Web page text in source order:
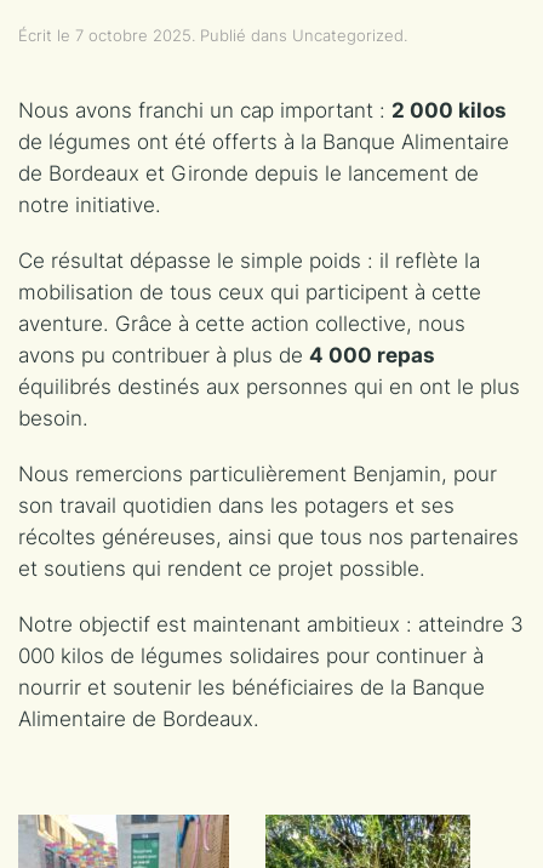
Écrit le 7 octobre 2025. Publié dans Uncategorized.
Nous avons franchi un cap important : 2 000 kilos
de légumes ont été offerts à la Banque Alimentaire
de Bordeaux et Gironde depuis le lancement de
notre initiative.
Ce résultat dépasse le simple poids : il reflète la
mobilisation de tous ceux qui participent à cette
aventure. Grâce à cette action collective, nous
avons pu contribuer à plus de 4 000 repas
équilibrés destinés aux personnes qui en ont le plus
besoin.
Nous remercions particulièrement Benjamin, pour
son travail quotidien dans les potagers et ses
récoltes généreuses, ainsi que tous nos partenaires
et soutiens qui rendent ce projet possible.
Notre objectif est maintenant ambitieux : atteindre 3
000 kilos de légumes solidaires pour continuer à
nourrir et soutenir les bénéficiaires de la Banque
Alimentaire de Bordeaux.